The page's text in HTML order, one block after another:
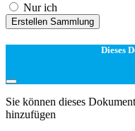
Nur ich
Erstellen Sammlung
Dieses
Sie können dieses
hinzufügen